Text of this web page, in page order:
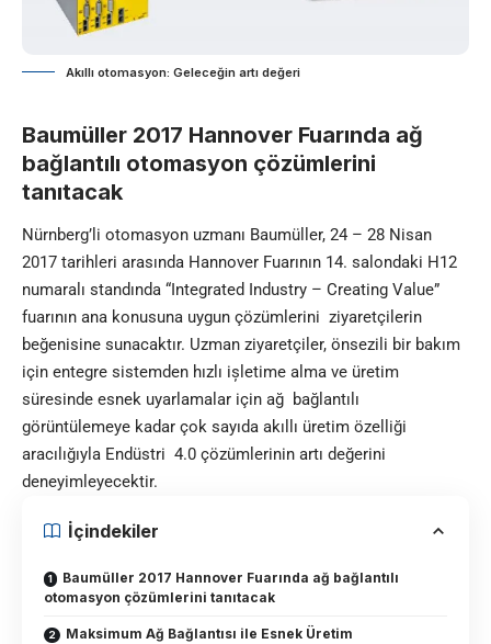
Akıllı otomasyon: Geleceğin artı değeri
Baumüller 2017 Hannover Fuarında ağ
bağlantılı otomasyon çözümlerini
tanıtacak
Nürnberg’li otomasyon uzmanı Baumüller, 24 – 28 Nisan
2017 tarihleri arasında Hannover Fuarının 14. salondaki H12
numaralı standında “Integrated Industry – Creating Value”
fuarının ana konusuna uygun çözümlerini ziyaretçilerin
beğenisine sunacaktır. Uzman ziyaretçiler, önsezili bir bakım
için entegre sistemden hızlı ișletime alma ve üretim
süresinde esnek uyarlamalar için ağ bağlantılı
görüntülemeye kadar çok sayıda akıllı üretim özelliği
aracılığıyla Endüstri 4.0 çözümlerinin artı değerini
deneyimleyecektir.
İçindekiler
Baumüller 2017 Hannover Fuarında ağ bağlantılı
otomasyon çözümlerini tanıtacak
Maksimum Ağ Bağlantısı ile Esnek Üretim